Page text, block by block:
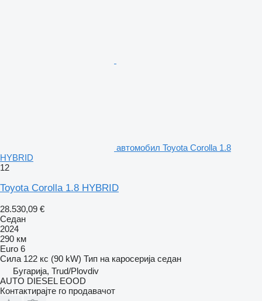
aвтомобил Toyota Corolla 1.8
HYBRID
12
Toyota Corolla 1.8 HYBRID
28.530,09 €
Седан
2024
290 км
Euro 6
Сила 122 кс (90 kW) Тип на каросерија седан
Бугарија, Trud/Plovdiv
AUTO DIESEL EOOD
Контактирајте го продавачот